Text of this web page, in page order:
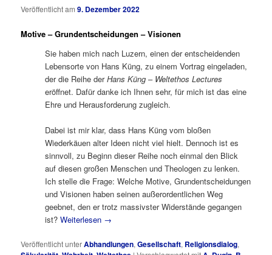
Veröffentlicht am9. Dezember 2022
Motive – Grundentscheidungen – Visionen
Sie haben mich nach Luzern, einen der entscheidenden
Lebensorte von Hans Küng, zu einem Vortrag eingeladen,
der die Reihe derHans Küng – Weltethos Lectures
eröffnet. Dafür danke ich Ihnen sehr, für mich ist das eine
Ehre und Herausforderung zugleich.
Dabei ist mir klar, dass Hans Küng vom bloßen
Wiederkäuen alter Ideen nicht viel hielt. Dennoch ist es
sinnvoll, zu Beginn dieser Reihe noch einmal den Blick
auf diesen großen Menschen und Theologen zu lenken.
Ich stelle die Frage: Welche Motive, Grundentscheidungen
und Visionen haben seinen außerordentlichen Weg
geebnet, den er trotz massivster Widerstände gegangen
ist?Weiterlesen →
Veröffentlicht unterAbhandlungen,Gesellschaft, Religionsdialog,